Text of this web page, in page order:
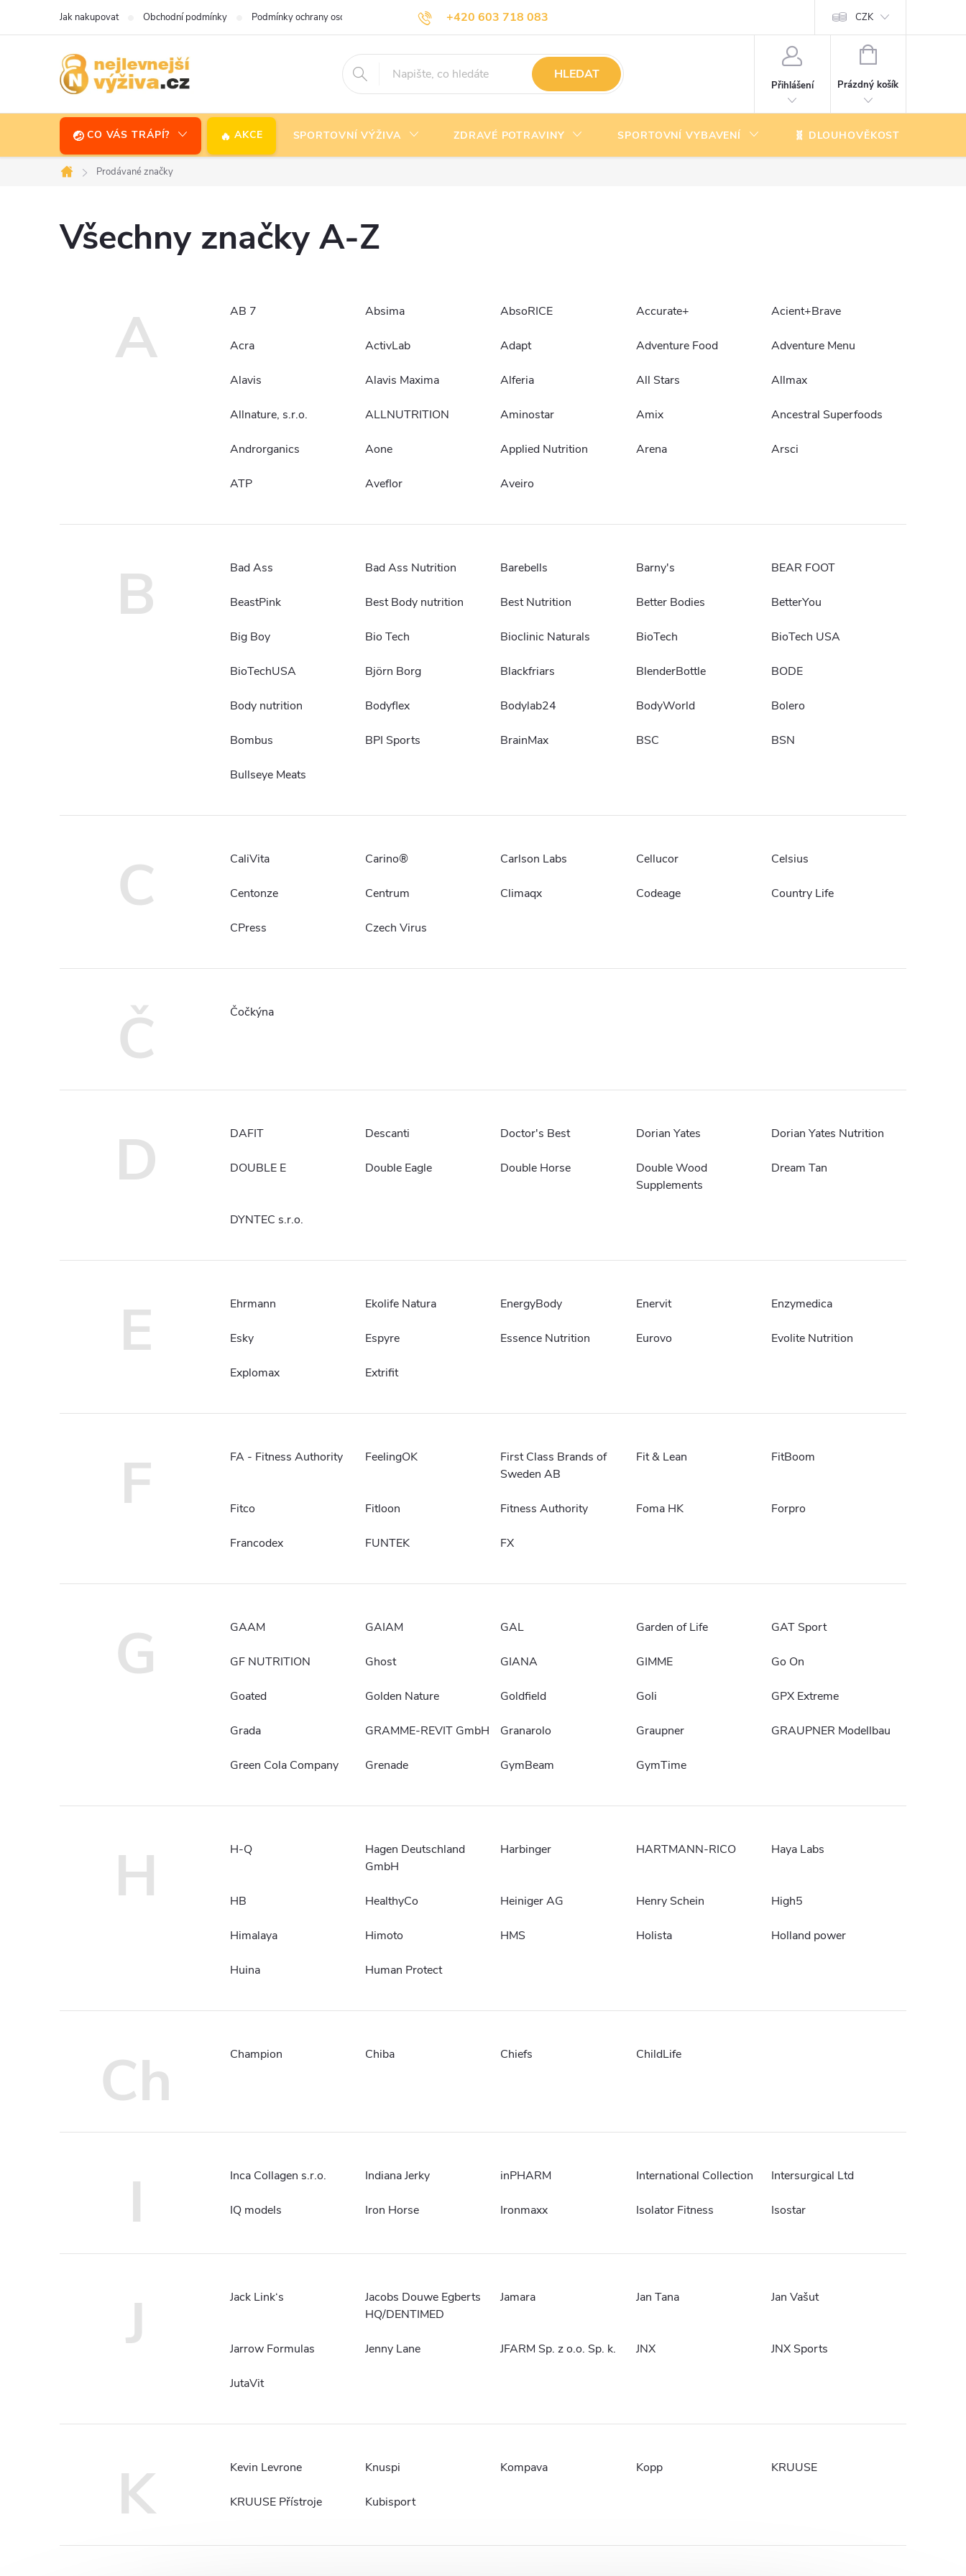
+420 603 718 083
info@nejlevnejsivyziva.cz
Jak nakupovat Obchodní podmínky Podmínky ochrany osobních údajů Doprava a platba Kontakty CZK
HLEDAT
Přihlášení
NÁKUPNÍ
Prázdný košík
CO VÁS TRÁPÍ? AKCE SPORTOVNÍ VÝŽIVA ZDRAVÉ POTRAVINY SPORTOVNÍ VYBAVENÍ 🧬 DLOUHOVĚKOST
Domů
Prodávané značky
Všechny značky A-Z
A AB 7 Absima AbsoRICE Accurate+ Acient+Brave
Acra ActivLab Adapt Adventure Food Adventure Menu
Alavis Alavis Maxima Alferia All Stars Allmax
Allnature, s.r.o. ALLNUTRITION Aminostar Amix Ancestral Superfoods
Androrganics Aone Applied Nutrition Arena Arsci
ATP Aveflor Aveiro
B Bad Ass Bad Ass Nutrition Barebells Barny's BEAR FOOT
BeastPink Best Body nutrition Best Nutrition Better Bodies BetterYou
Big Boy Bio Tech Bioclinic Naturals BioTech BioTech USA
BioTechUSA Björn Borg Blackfriars BlenderBottle BODE
Body nutrition Bodyflex Bodylab24 BodyWorld Bolero
Bombus BPI Sports BrainMax BSC BSN
Bullseye Meats
C CaliVita Carino® Carlson Labs Cellucor Celsius
Centonze Centrum Climaqx Codeage Country Life
CPress Czech Virus
Č Čočkýna
D DAFIT Descanti Doctor's Best Dorian Yates Dorian Yates Nutrition
DOUBLE E Double Eagle Double Horse
Double Wood
Supplements
Dream Tan
DYNTEC s.r.o.
E Ehrmann Ekolife Natura EnergyBody Enervit Enzymedica
Esky Espyre Essence Nutrition Eurovo Evolite Nutrition
Explomax Extrifit
F FA - Fitness Authority FeelingOK
First Class Brands of
Sweden AB
Fit & Lean FitBoom
Fitco Fitloon Fitness Authority Foma HK Forpro
Francodex FUNTEK FX
G GAAM GAIAM GAL Garden of Life GAT Sport
GF NUTRITION Ghost GIANA GIMME Go On
Goated Golden Nature Goldfield Goli GPX Extreme
Grada GRAMME-REVIT GmbH Granarolo Graupner GRAUPNER Modellbau
Green Cola Company Grenade GymBeam GymTime
H H-Q
Hagen Deutschland
GmbH
Harbinger HARTMANN-RICO Haya Labs
HB HealthyCo Heiniger AG Henry Schein High5
Himalaya Himoto HMS Holista Holland power
Huina Human Protect
Ch Champion Chiba Chiefs ChildLife
I Inca Collagen s.r.o. Indiana Jerky inPHARM International Collection Intersurgical Ltd
IQ models Iron Horse Ironmaxx Isolator Fitness Isostar
J Jack Link‘s
Jacobs Douwe Egberts
HQ/DENTIMED
Jamara Jan Tana Jan Vašut
Jarrow Formulas Jenny Lane JFARM Sp. z o.o. Sp. k. JNX JNX Sports
JutaVit
K Kevin Levrone Knuspi Kompava Kopp KRUUSE
KRUUSE Přístroje Kubisport